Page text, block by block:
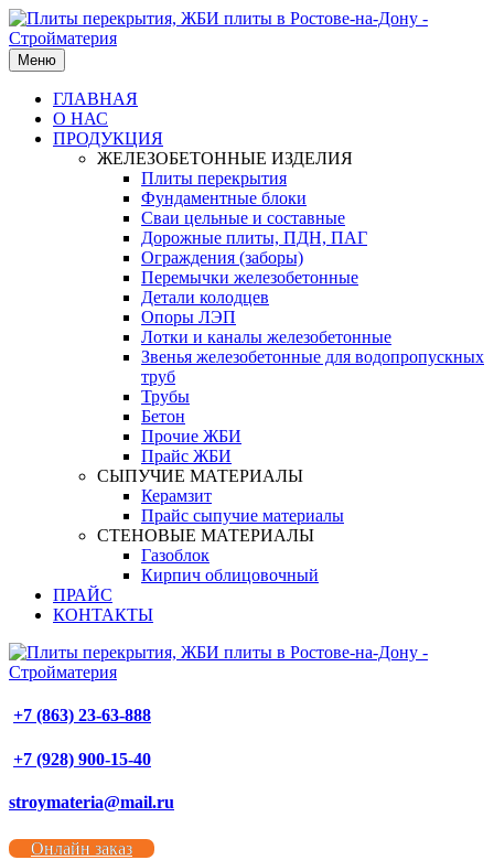
Меню
ГЛАВНАЯ
О НАС
ПРОДУКЦИЯ
ЖЕЛЕЗОБЕТОННЫЕ ИЗДЕЛИЯ
Плиты перекрытия
Фундаментные блоки
Сваи цельные и составные
Дорожные плиты, ПДН, ПАГ
Ограждения (заборы)
Перемычки железобетонные
Детали колодцев
Опоры ЛЭП
Лотки и каналы железобетонные
Звенья железобетонные для водопропускных
труб
Трубы
Бетон
Прочие ЖБИ
Прайс ЖБИ
СЫПУЧИЕ МАТЕРИАЛЫ
Керамзит
Прайс сыпучие материалы
СТЕНОВЫЕ МАТЕРИАЛЫ
Газоблок
Кирпич облицовочный
ПРАЙС
КОНТАКТЫ
+7 (863) 23-63-888
+7 (928) 900-15-40
stroymateria@mail.ru
Онлайн заказ